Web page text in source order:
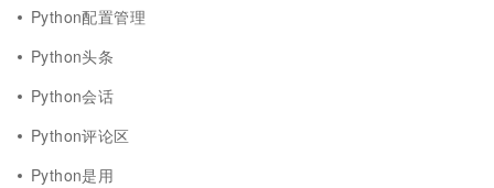
Python配置管理
Python头条
Python会话
Python评论区
Python是用